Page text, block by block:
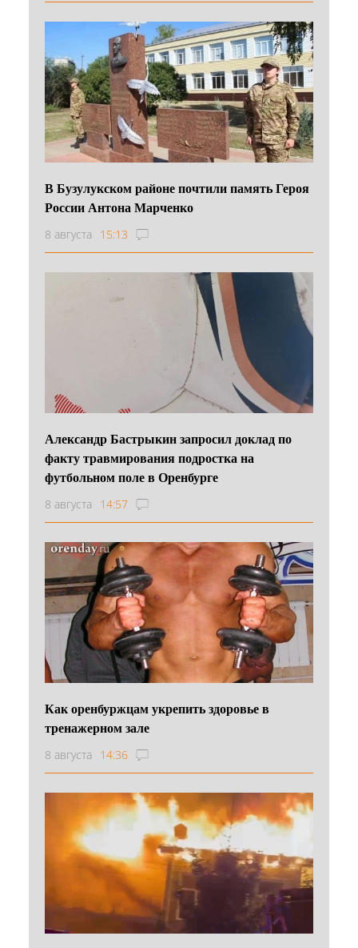
В Бузулукском районе почтили память Героя
России Антона Марченко
8 августа 15:13
Александр Бастрыкин запросил доклад по
факту травмирования подростка на
футбольном поле в Оренбурге
8 августа 14:57
Как оренбуржцам укрепить здоровье в
тренажерном зале
8 августа 14:36